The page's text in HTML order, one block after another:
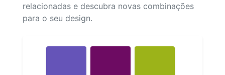
relacionadas e descubra novas combinações
para o seu design.